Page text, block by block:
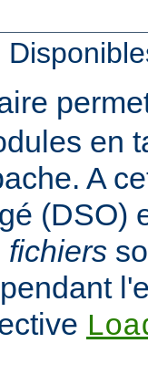
en
A
(DSO)
fichiers